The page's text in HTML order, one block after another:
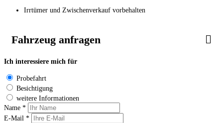
Irrtümer und Zwischenverkauf vorbehalten
Fahrzeug anfragen
Ich interessiere mich für
Probefahrt
Besichtigung
weitere Informationen
Name *
E-Mail *